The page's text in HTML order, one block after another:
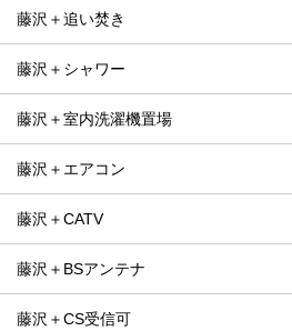
藤沢＋追い焚き
藤沢＋シャワー
藤沢＋室内洗濯機置場
藤沢＋エアコン
藤沢＋CATV
藤沢＋BSアンテナ
藤沢＋CS受信可